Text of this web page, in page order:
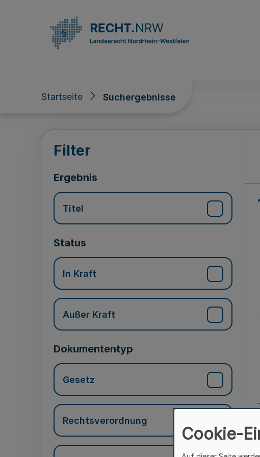
Startseite Suchergebnisse
Suchergebnisse
Filter
Ergebnis
Titel
Status
In Kraft
Außer Kraft
Dokumententyp
Gesetz
Rechtsverordnung
Cookie-